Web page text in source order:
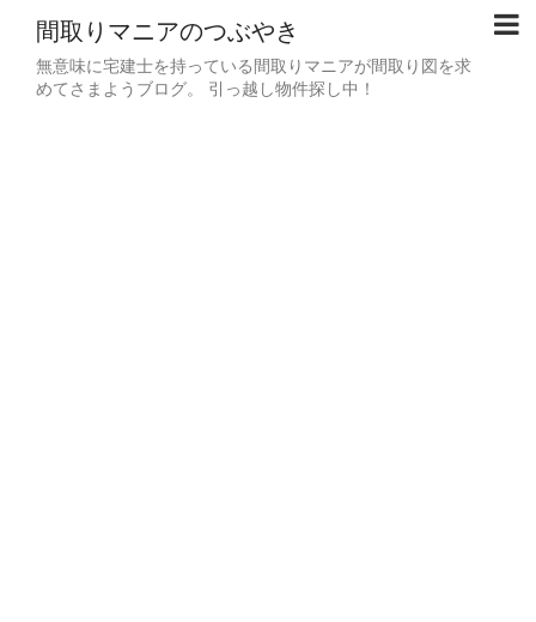
間取りマニアのつぶやき
無意味に宅建士を持っている間取りマニアが間取り図を求
めてさまようブログ。 引っ越し物件探し中！